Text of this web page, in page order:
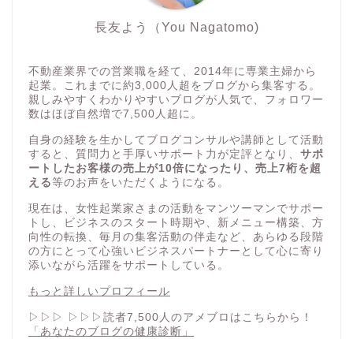
長友よう（You Nagatomo)
不動産業界での営業職を経て、2014年に専業主婦から
起業。これまでに約3,000人超をブログから集客する。
親しみやすくわかりやすいブログが人気で、フォロワー
数はほぼ自然増で7,500人超に。
自身の経験を生かしてブログコンサルや講師として活動
すると、質問力と手厚いサポート力が定評となり、 サポ
ートしたお客様の売上が10倍になったり、売上7桁を超
える等のお声をいただくようになる。
現在は、女性起業家さまの活動をマンツーマンでサポー
トし、ビジネスのスタート時期や、新メニュー構築、方
向性の転換、毎月の集客活動の伴走など、あらゆる段階
の方にとって心強いビジネスパートナーとして心に寄り
添いながら活躍をサポートしている。
もっと詳しいプロフィール
▷▷▷ ▷▷▷読者7,500人のアメブロはこちらから！
「あなたのブログの健康診断」